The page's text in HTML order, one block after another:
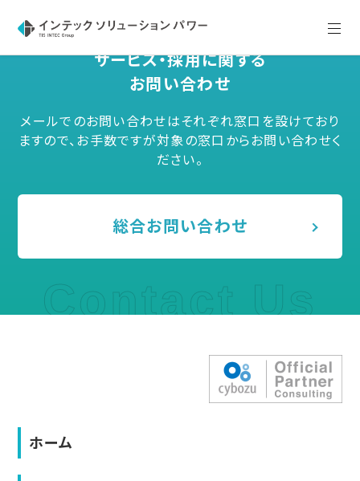
サービス・採用に関する
お問い合わせ
メールでのお問い合わせはそれぞれ窓口を設けており
ますので、お手数ですが対象の窓口からお問い合わせく
ださい。
総合お問い合わせ
Contact Us
ホーム